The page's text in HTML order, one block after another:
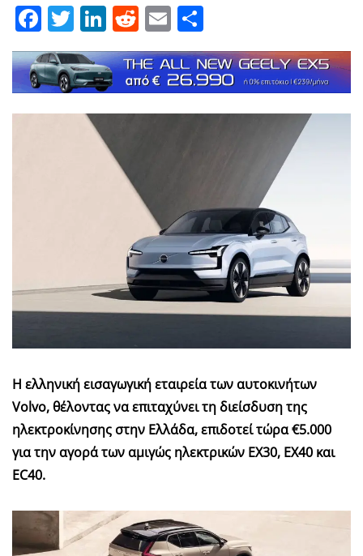
Facebook
Twitter
LinkedIn
Reddit
Email
Η ελληνική εισαγωγική εταιρεία των αυτοκινήτων
Volvo, θέλοντας να επιταχύνει τη διείσδυση της
ηλεκτροκίνησης στην Ελλάδα, επιδοτεί τώρα €5.000
για την αγορά των αμιγώς ηλεκτρικών EX30, EX40 και
EC40.